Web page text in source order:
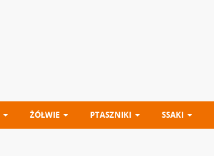
ŻÓŁWIE PTASZNIKI SSAKI